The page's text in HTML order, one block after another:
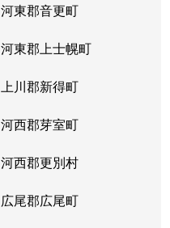
河東郡音更町
河東郡上士幌町
上川郡新得町
河西郡芽室町
河西郡更別村
広尾郡広尾町